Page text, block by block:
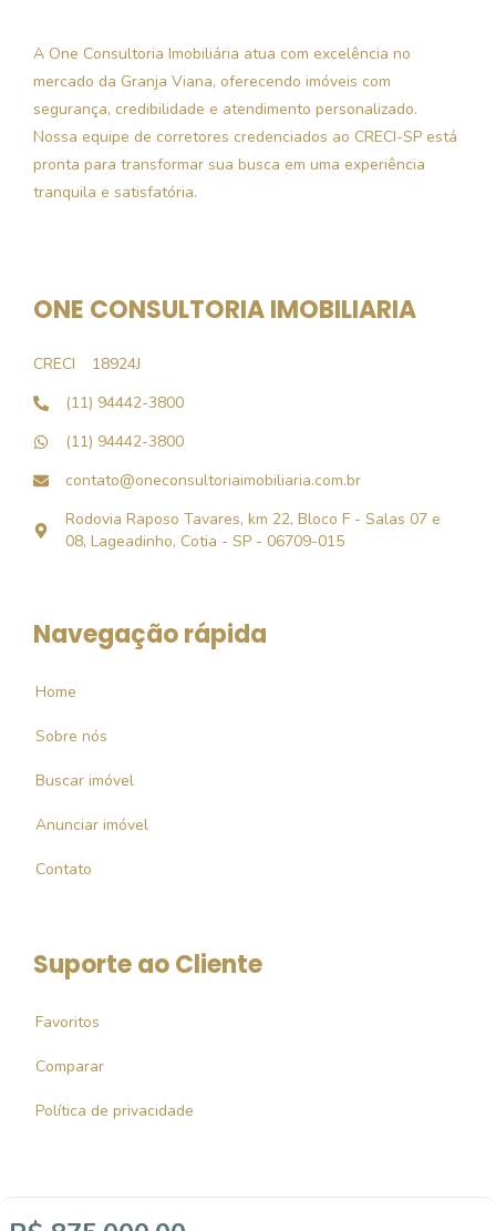
A One Consultoria Imobiliária atua com excelência no
mercado da Granja Viana, oferecendo imóveis com
segurança, credibilidade e atendimento personalizado.
Nossa equipe de corretores credenciados ao CRECI-SP está
pronta para transformar sua busca em uma experiência
tranquila e satisfatória.
ONE CONSULTORIA IMOBILIARIA
CRECI
18924J
(11) 94442-3800
(11) 94442-3800
contato@oneconsultoriaimobiliaria.com.br
Rodovia Raposo Tavares, km 22, Bloco F - Salas 07 e
08, Lageadinho, Cotia - SP - 06709-015
Navegação rápida
Home
Sobre nós
Buscar imóvel
Anunciar imóvel
Contato
Suporte ao Cliente
Favoritos
Comparar
Política de privacidade